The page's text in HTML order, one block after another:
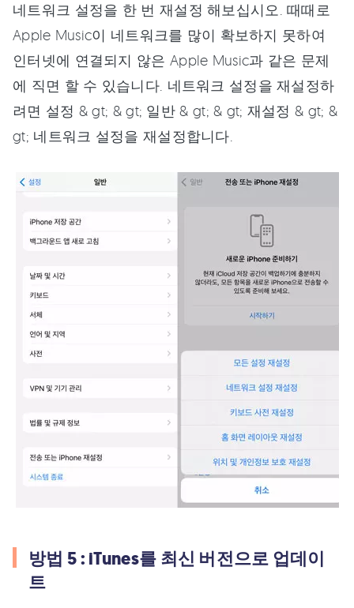
네트워크 설정을 한 번 재설정 해보십시오. 때때로
Apple Music이 네트워크를 많이 확보하지 못하여
인터넷에 연결되지 않은 Apple Music과 같은 문제
에 직면 할 수 있습니다. 네트워크 설정을 재설정하
려면 설정 & gt; & gt; 일반 & gt; & gt; 재설정 & gt; &
gt; 네트워크 설정을 재설정합니다.
방법 5 : iTunes를 최신 버전으로 업데이
트